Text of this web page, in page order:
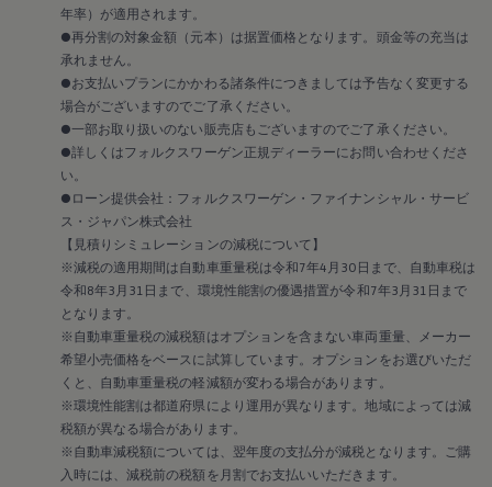
年率）が適用されます。
●再分割の対象金額（元本）は据置価格となります。頭金等の充当は
承れません。
●お支払いプランにかかわる諸条件につきましては予告なく変更する
場合がございますのでご了承ください。
●一部お取り扱いのない販売店もございますのでご了承ください。
●詳しくはフォルクスワーゲン正規ディーラーにお問い合わせくださ
い。
●ローン提供会社：フォルクスワーゲン・ファイナンシャル・サービ
ス・ジャパン株式会社
【見積りシミュレーションの減税について】
※減税の適用期間は自動車重量税は令和7年4月30日まで、自動車税は
令和8年3月31日まで、環境性能割の優遇措置が令和7年3月31日まで
となります。
※自動車重量税の減税額はオプションを含まない車両重量、メーカー
希望小売価格をベースに試算しています。オプションをお選びいただ
くと、自動車重量税の軽減額が変わる場合があります。
※環境性能割は都道府県により運用が異なります。地域によっては減
税額が異なる場合があります。
※自動車減税額については、翌年度の支払分が減税となります。ご購
入時には、減税前の税額を月割でお支払いいただきます。